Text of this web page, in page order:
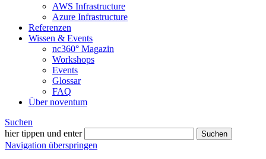
AWS Infrastructure
Azure Infrastructure
Referenzen
Wissen & Events
nc360° Magazin
Workshops
Events
Glossar
FAQ
Über noventum
Suchen
hier tippen und enter
Suchen
Navigation überspringen